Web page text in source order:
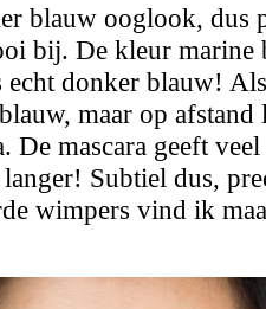
blauw ooglook, dus
bij. De kleur marine
echt donker blauw!
maar op
De mascara geeft
Subtiel dus,
wimpers vind ik